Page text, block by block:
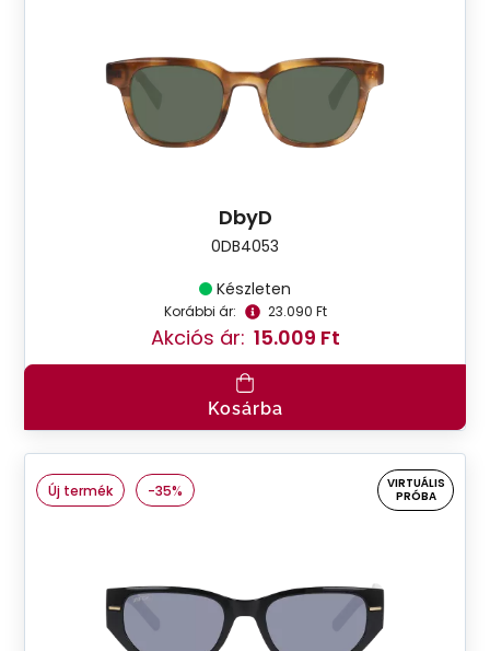
DbyD
0DB4053
Készleten
Korábbi ár: 23.090 Ft
Akciós ár: 15.009 Ft
Kosárba
Új termék -35%
VIRTUÁLIS
PRÓBA